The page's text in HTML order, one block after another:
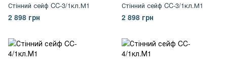
Стінний сейф CC-3/1кл.М1
2 898 грн
Стінний сейф CC-3/1кл.М1
2 898 грн